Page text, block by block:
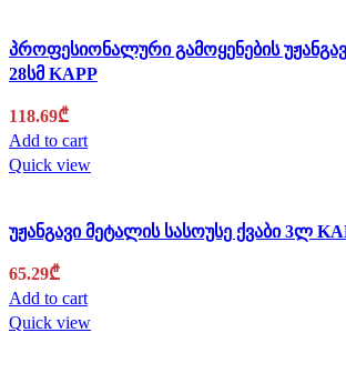
პროფესიონალური გამოყენების
28სმ KAPP
118.69₾
Add to cart
Quick view
უჟანგავი მეტალის სასოუსე ქვაბი 3ლ
65.29₾
Add to cart
Quick view